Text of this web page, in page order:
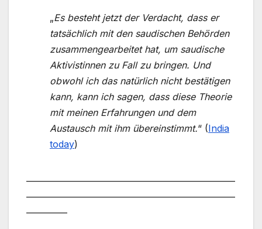
„Es besteht jetzt der Verdacht, dass er
tatsächlich mit den saudischen Behörden
zusammengearbeitet hat, um saudische
Aktivistinnen zu Fall zu bringen. Und
obwohl ich das natürlich nicht bestätigen
kann, kann ich sagen, dass diese Theorie
mit meinen Erfahrungen und dem
Austausch mit ihm übereinstimmt.“ (India
today)